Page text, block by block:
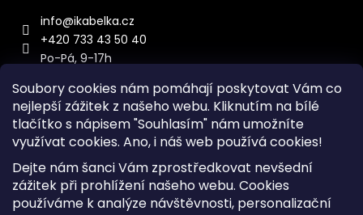
Soubory cookies nám pomáhají poskytovat Vám co
nejlepší zážitek z našeho webu. Kliknutím na bílé
tlačítko s nápisem "Souhlasím" nám umožníte
využívat cookies. Ano, i náš web používá cookies!
Dejte nám šanci Vám zprostředkovat nevšední
zážitek při prohlížení našeho webu. Cookies
používáme k analýze návštěvnosti, personalizační
info@ikabelka.cz
+420 733 43 50 40
Po-Pá, 9-17h
Kontakt
Sitemap
Doprava a Platba